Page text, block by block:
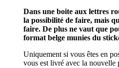
Dans une boite aux lettres
la possibilité de faire, mais
faire. De plus ne vaut que
format belge munies du
Uniquement si vous êtes en
vous est livré avec la nouvelle